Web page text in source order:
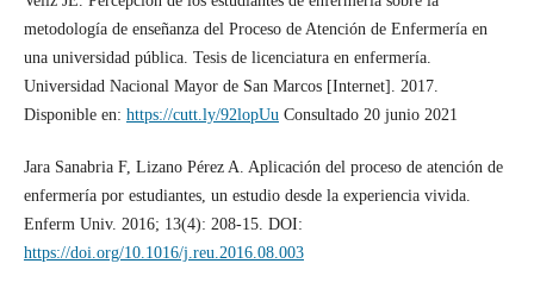
metodología de enseñanza del Proceso de Atención de Enfermería en
una universidad pública. Tesis de licenciatura en enfermería.
Universidad Nacional Mayor de San Marcos [Internet]. 2017.
Disponible en: https://cutt.ly/92lopUu Consultado 20 junio 2021
Jara Sanabria F, Lizano Pérez A. Aplicación del proceso de atención de
enfermería por estudiantes, un estudio desde la experiencia vivida.
Enferm Univ. 2016; 13(4): 208-15. DOI:
https://doi.org/10.1016/j.reu.2016.08.003